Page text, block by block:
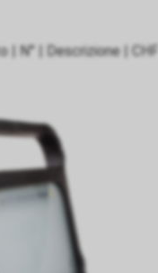
| N° | Descrizione | CHF